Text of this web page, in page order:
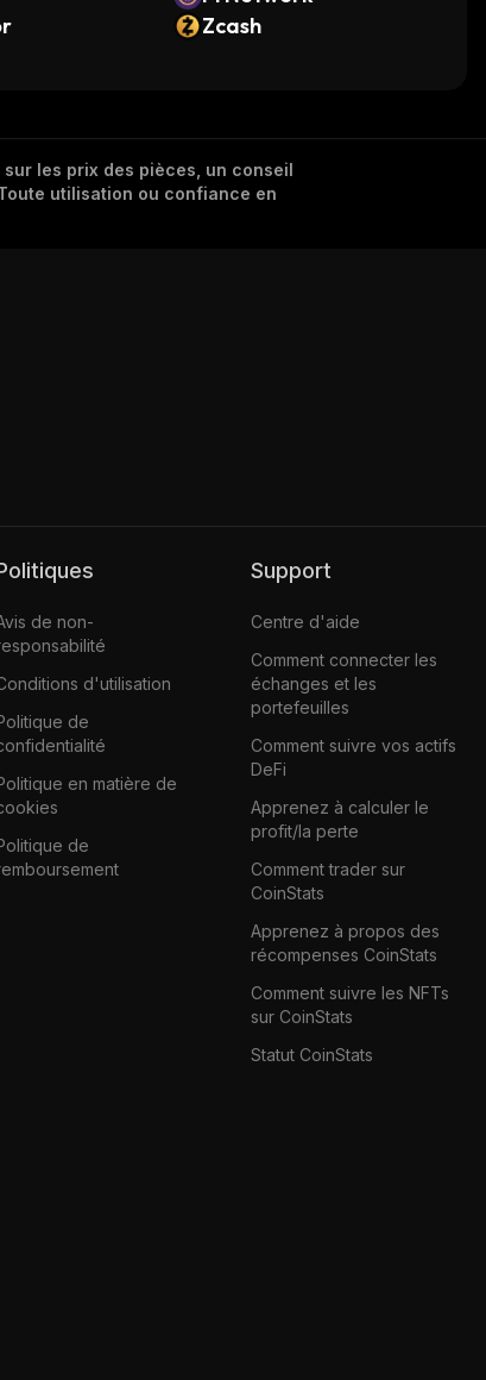
Zcash
les prix des pièces, un conseil
utilisation ou confiance en
Politiques
de non-
d'utilisation
de
en matière de
de
Support
Centre d'aide
Comment connecter les
échanges et les
portefeuilles
Comment suivre vos actifs
DeFi
Apprenez à calculer le
profit/la perte
Comment trader sur
CoinStats
Apprenez à propos des
récompenses CoinStats
Comment suivre les NFTs
sur CoinStats
Statut CoinStats